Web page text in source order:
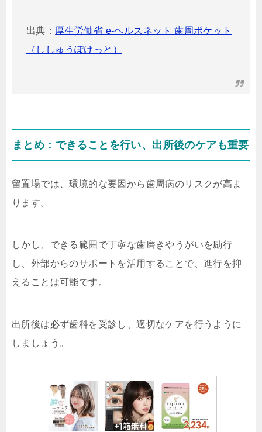
出典： 厚生労働省 e-ヘルスネット 歯周ポケット
（ししゅうぽけっと）
まとめ：できることを行い、出所後のケアも重要
留置場では、環境的な要因から歯周病のリスクが高ま
ります。
しかし、できる範囲で丁寧な歯磨きやうがいを励行
し、外部からのサポートを活用することで、進行を抑
えることは可能です。
出所後は必ず歯科を受診し、適切なケアを行うように
しましょう。